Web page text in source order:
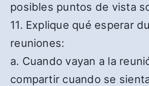
posibles puntos de vista
11. Explique qué esperar
reuniones:
a. Cuando vayan a la
compartir cuando se